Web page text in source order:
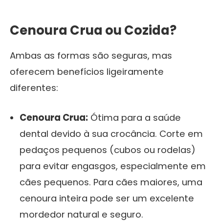
Cenoura Crua ou Cozida?
Ambas as formas são seguras, mas
oferecem benefícios ligeiramente
diferentes:
Cenoura Crua: Ótima para a saúde
dental devido à sua crocância. Corte em
pedaços pequenos (cubos ou rodelas)
para evitar engasgos, especialmente em
cães pequenos. Para cães maiores, uma
cenoura inteira pode ser um excelente
mordedor natural e seguro.